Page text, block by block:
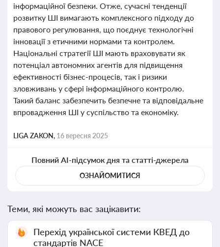
інформаційної безпеки. Отже, сучасні тенденції
розвитку ШІ вимагають комплексного підходу до
правового регулювання, що поєднує технологічні
інновації з етичними нормами та контролем.
Національні стратегії ШІ мають враховувати як
потенціал автономних агентів для підвищення
ефективності бізнес-процесів, так і ризики
зловживань у сфері інформаційного контролю.
Такий баланс забезпечить безпечне та відповідальне
впровадження ШІ у суспільство та економіку.
LIGA ZAKON, 16 вересня 2025
Повний AI-підсумок дня та статті-джерела
ОЗНАЙОМИТИСЯ
Теми, які можуть вас зацікавити:
Перехід української системи КВЕД до
стандартів NACE